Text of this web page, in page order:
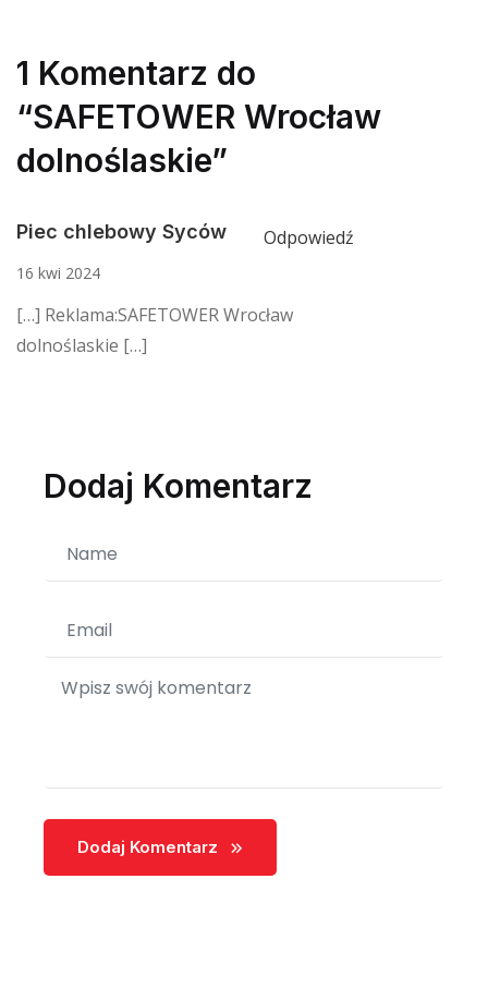
1 Komentarz do
“SAFETOWER Wrocław
dolnoślaskie”
Piec chlebowy Syców
16 kwi 2024
[…] Reklama:SAFETOWER Wrocław
dolnoślaskie […]
Odpowiedź
Dodaj Komentarz
Dodaj Komentarz